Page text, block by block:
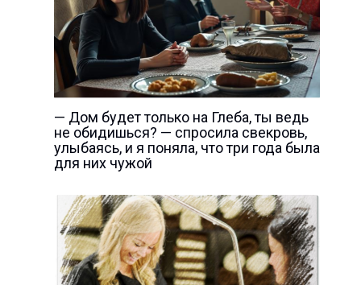
— Дом будет только на Глеба, ты ведь
не обидишься? — спросила свекровь,
улыбаясь, и я поняла, что три года была
для них чужой